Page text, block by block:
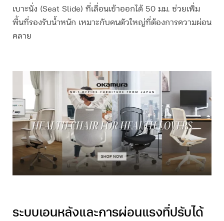
เบาะนั่ง (Seat Slide) ที่เลื่อนเข้าออกได้ 50 มม. ช่วยเพิ่ม
พื้นที่รองรับน้ำหนัก เหมาะกับคนตัวใหญ่ที่ต้องการความผ่อน
คลาย
ระบบเอนหลังและการผ่อนแรงที่ปรับได้